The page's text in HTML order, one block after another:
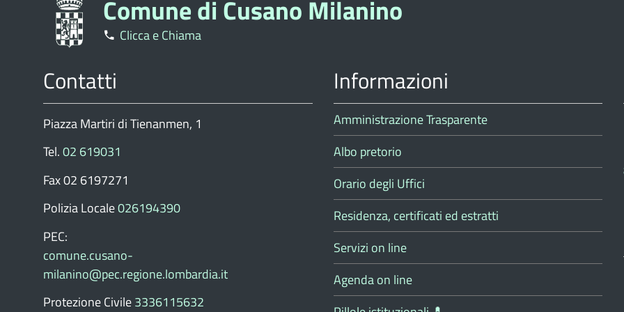
Comune di Cusano Milanino
Clicca e Chiama
Contatti
Piazza Martiri di Tienanmen, 1
Tel.02 619031
Fax 02 6197271
Polizia Locale026194390
PEC:
comune.cusano-
milanino@pec.regione.lombardia.it
Protezione Civile3336115632
Informazioni
Amministrazione Trasparente
Albo pretorio
Orario degli Uffici
Residenza, certificati ed estratti
Servizi on line
Agenda on line